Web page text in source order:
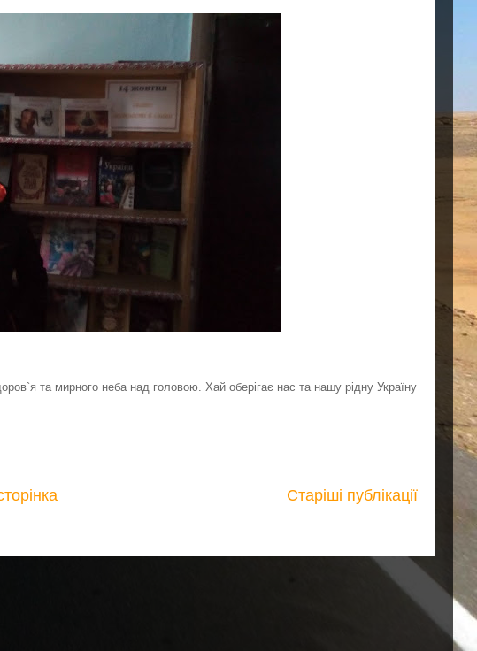
та мирного неба над головою. Хай оберігає нас та нашу рідну Україну
Старіші публікації